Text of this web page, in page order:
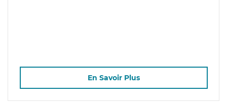
En Savoir Plus